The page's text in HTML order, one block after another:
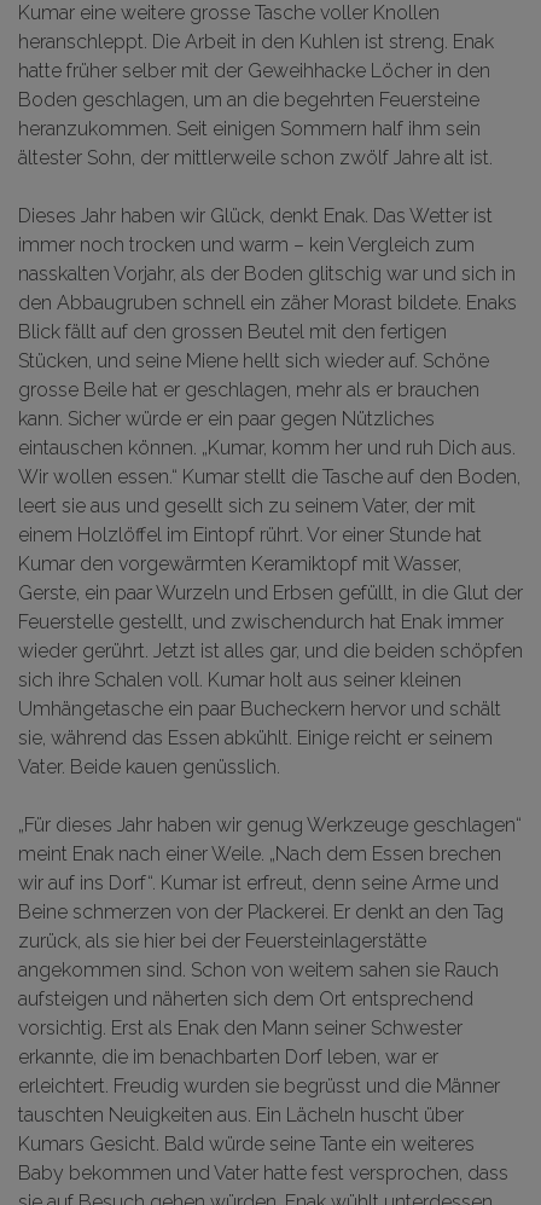
Kumar eine weitere grosse Tasche voller Knollen
heranschleppt. Die Arbeit in den Kuhlen ist streng. Enak
hatte früher selber mit der Geweihhacke Löcher in den
Boden geschlagen, um an die begehrten Feuersteine
heranzukommen. Seit einigen Sommern half ihm sein
ältester Sohn, der mittlerweile schon zwölf Jahre alt ist.
Dieses Jahr haben wir Glück, denkt Enak. Das Wetter ist
immer noch trocken und warm – kein Vergleich zum
nasskalten Vorjahr, als der Boden glitschig war und sich in
den Abbaugruben schnell ein zäher Morast bildete. Enaks
Blick fällt auf den grossen Beutel mit den fertigen
Stücken, und seine Miene hellt sich wieder auf. Schöne
grosse Beile hat er geschlagen, mehr als er brauchen
kann. Sicher würde er ein paar gegen Nützliches
eintauschen können. „Kumar, komm her und ruh Dich aus.
Wir wollen essen.“ Kumar stellt die Tasche auf den Boden,
leert sie aus und gesellt sich zu seinem Vater, der mit
einem Holzlöffel im Eintopf rührt. Vor einer Stunde hat
Kumar den vorgewärmten Keramiktopf mit Wasser,
Gerste, ein paar Wurzeln und Erbsen gefüllt, in die Glut der
Feuerstelle gestellt, und zwischendurch hat Enak immer
wieder gerührt. Jetzt ist alles gar, und die beiden schöpfen
sich ihre Schalen voll. Kumar holt aus seiner kleinen
Umhängetasche ein paar Bucheckern hervor und schält
sie, während das Essen abkühlt. Einige reicht er seinem
Vater. Beide kauen genüsslich.
„Für dieses Jahr haben wir genug Werkzeuge geschlagen“
meint Enak nach einer Weile. „Nach dem Essen brechen
wir auf ins Dorf“. Kumar ist erfreut, denn seine Arme und
Beine schmerzen von der Plackerei. Er denkt an den Tag
zurück, als sie hier bei der Feuersteinlagerstätte
angekommen sind. Schon von weitem sahen sie Rauch
aufsteigen und näherten sich dem Ort entsprechend
vorsichtig. Erst als Enak den Mann seiner Schwester
erkannte, die im benachbarten Dorf leben, war er
erleichtert. Freudig wurden sie begrüsst und die Männer
tauschten Neuigkeiten aus. Ein Lächeln huscht über
Kumars Gesicht. Bald würde seine Tante ein weiteres
Baby bekommen und Vater hatte fest versprochen, dass